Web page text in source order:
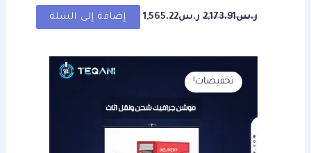
ر.س2,173.91 ر.س1,565.22 إضافة إلى السلة
تخفيضات!
الأصلي
هو:
ر.س4,347.83.
الحالي
ر.س3,478.26.